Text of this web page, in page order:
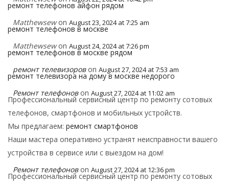
ремонт телефонов айфон рядом
Matthewsew on August 23, 2024 at 7:25 am
ремонт телефонов в москве
Matthewsew on August 24, 2024 at 7:26 pm
ремонт телефонов в москве рядом
ремонт телевизоров on August 27, 2024 at 7:53 am
ремонт телевизора на дому в москве недорого
Ремонт телефонов on August 27, 2024 at 11:02 am
Профессиональный сервисный центр по ремонту сотовых
телефонов, смартфонов и мобильных устройств.
Мы предлагаем: ремонт смартфонов
Наши мастера оперативно устранят неисправности вашего
устройства в сервисе или с выездом на дом!
Ремонт телефонов on August 27, 2024 at 12:36 pm
Профессиональный сервисный центр по ремонту сотовых